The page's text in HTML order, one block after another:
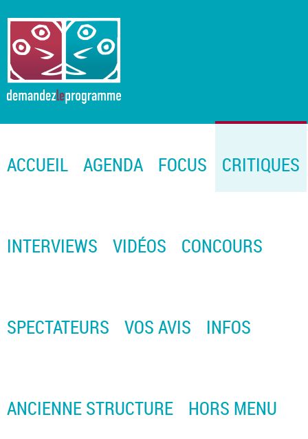
ACCUEIL AGENDA FOCUS CRITIQUES
INTERVIEWS VIDÉOS CONCOURS
SPECTATEURS VOS AVIS INFOS
ANCIENNE STRUCTURE HORS MENU